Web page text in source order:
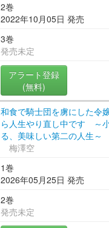
2巻
2022年10月05日 発売
3巻
発売未定
アラート登録
(無料)
和食で騎士団を虜にした令
ら人生やり直し中です ～
る、美味しい第二の人生～
梅澤空
1巻
2026年05月25日 発売
2巻
発売未定